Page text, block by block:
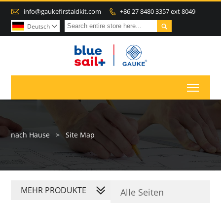
 info@gaukefirstaidkit.com  +86 27 8480 3357 ext 8049

Deutsch 
nach Hause > Site Map
Alle Seiten
MEHR PRODUKTE